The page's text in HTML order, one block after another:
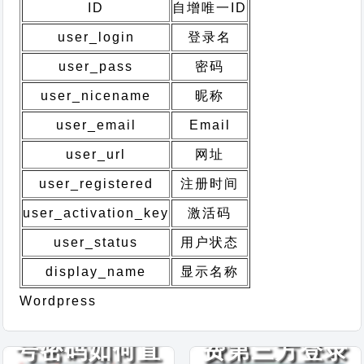
ID 自增唯一ID
user_login 登录名
user_pass 密码
user_nicename 昵称
user_email Email
user_url 网址
user_registered 注册时间
user_activation_key 激活码
user_status 用户状态
display_name 显示名称
Wordpress
wordpress账
号密码如何直
费第三方登录